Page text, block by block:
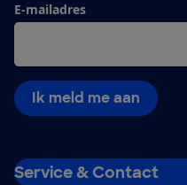
E-mailadres
Ik meld me aan
Service & Contact